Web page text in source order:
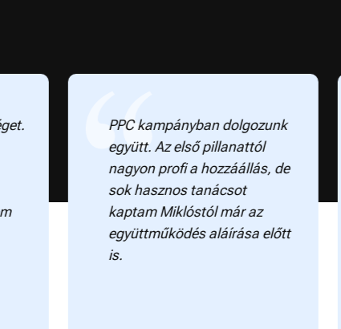
PPC kampányban dolgozunk
együtt. Az első pillanattól
nagyon profi a hozzáállás, de
sok hasznos tanácsot
kaptam Miklóstól már az
együttműködés aláírása előtt